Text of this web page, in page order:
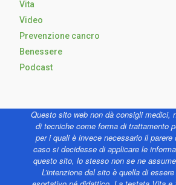
Vita
Video
Prevenzione cancro
Benessere
Podcast
Questo sito web non dà consigli medici,
di tecniche come forma di trattamento
per i quali è invece necessario il parere
caso si decidesse di applicare le
questo sito, lo stesso non se ne
L’intenzione del sito è quella di